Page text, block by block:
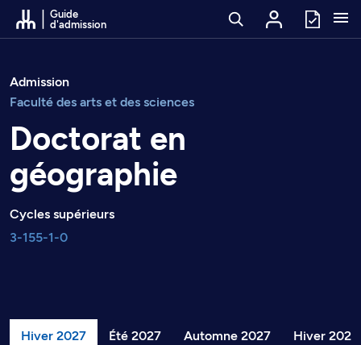
Passer au contenu
Guide
d'admission
Admission
Faculté des arts et des sciences
Doctorat en
géographie
Cycles supérieurs
3-155-1-0
Hiver 2027 Été 2027 Automne 2027 Hiver 2028